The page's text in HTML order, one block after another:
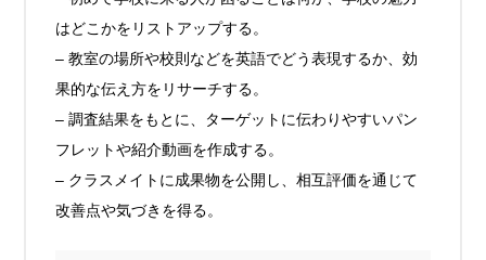
はどこかをリストアップする。
– 教室の場所や校則などを英語でどう表現するか、効
果的な伝え方をリサーチする。
– 調査結果をもとに、ターゲットに伝わりやすいパン
フレットや紹介動画を作成する。
– クラスメイトに成果物を公開し、相互評価を通じて
改善点や気づきを得る。